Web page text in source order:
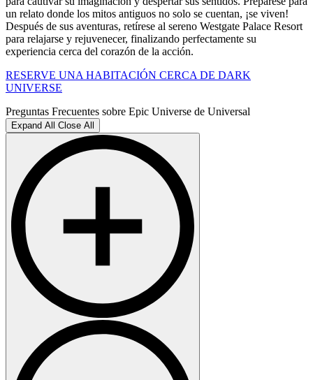
un relato donde los mitos antiguos no solo se cuentan, ¡se viven!
Después de sus aventuras, retírese al sereno Westgate Palace Resort
para relajarse y rejuvenecer, finalizando perfectamente su
experiencia cerca del corazón de la acción.
RESERVE UNA HABITACIÓN CERCA DE DARK
UNIVERSE
Preguntas Frecuentes sobre Epic Universe de Universal
Expand All Close All